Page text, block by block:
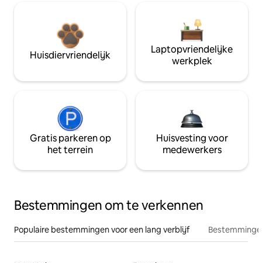
Huisdiervriendelijk
Laptopvriendelijke
werkplek
Gratis parkeren op
het terrein
Huisvesting voor
medewerkers
Bestemmingen om te verkennen
Populaire bestemmingen voor een lang verblijf